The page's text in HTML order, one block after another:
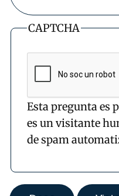
CAPTCHA
Esta pregunta es
es un visitante
de spam